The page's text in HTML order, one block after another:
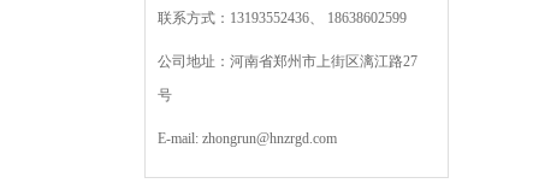
联系方式：13193552436、 18638602599
公司地址：河南省郑州市上街区漓江路27
号
E-mail: zhongrun@hnzrgd.com